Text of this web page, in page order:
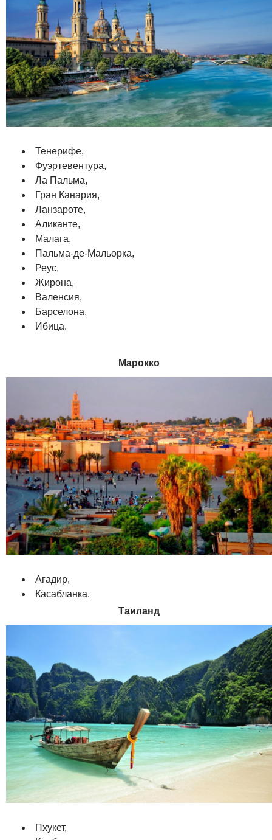
Тенерифе,
Фуэртевентура,
Ла Пальма,
Гран Канария,
Ланзароте,
Аликанте,
Малага,
Пальма-де-Мальорка,
Реус,
Жирона,
Валенсия,
Барселона,
Ибица.
Марокко
Агадир,
Касабланка.
Таиланд
Пхукет,